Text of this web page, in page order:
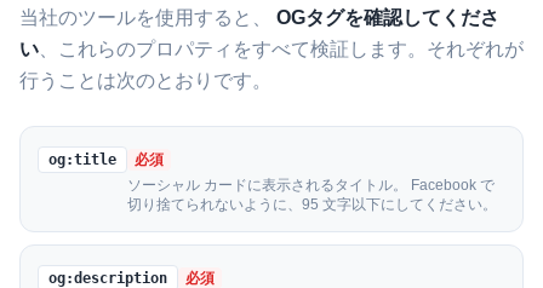
当社のツールを使用すると、 OGタグを確認してくださ
い 、これらのプロパティをすべて検証します。それぞれが
行うことは次のとおりです。
og:title
必須
ソーシャル カードに表示されるタイトル。 Facebook で
切り捨てられないように、95 文字以下にしてください。
og:description
必須